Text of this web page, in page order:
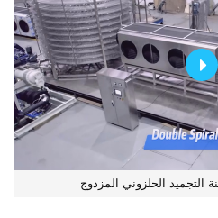
التجميد الحلزوني المزدوج